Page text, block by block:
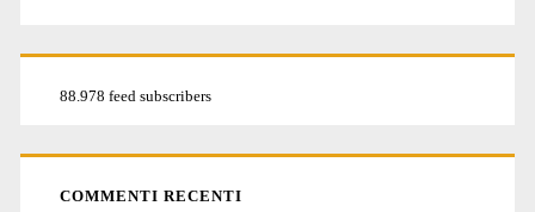
88.978 feed subscribers
COMMENTI RECENTI